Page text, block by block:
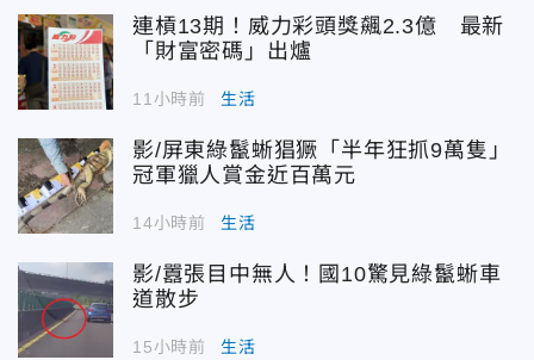
連槓13期！威力彩頭獎飆2.3億 最新
「財富密碼」出爐
11小時前 生活
影/屏東綠鬣蜥猖獗「半年狂抓9萬隻」
冠軍獵人賞金近百萬元
14小時前 生活
影/囂張目中無人！國10驚見綠鬣蜥車
道散步
15小時前 生活